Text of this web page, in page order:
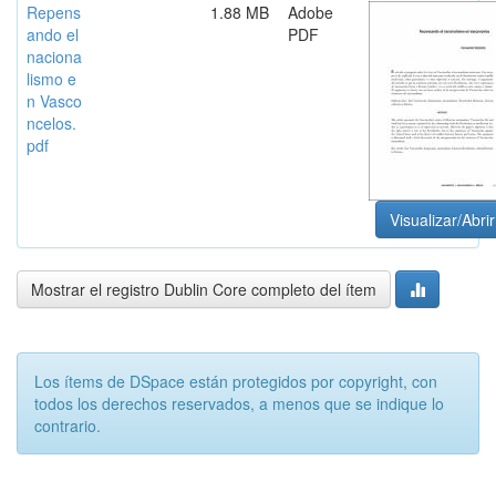
Repens
ando el
naciona
lismo e
n Vasco
ncelos.
pdf
1.88 MB
Adobe
PDF
Visualizar/Abrir
Mostrar el registro Dublin Core completo del ítem
Los ítems de DSpace están protegidos por copyright, con
todos los derechos reservados, a menos que se indique lo
contrario.